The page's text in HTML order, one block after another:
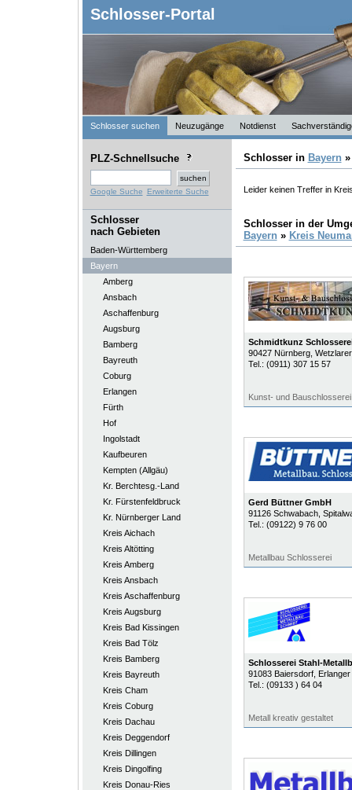
Schlosser-Portal
Schlosser suchen Neuzugänge Notdienst
PLZ-Schnellsuche
Google Suche Erweiterte Suche
Schlosser
nach Gebieten
Baden-Württemberg
Bayern
Amberg
Ansbach
Aschaffenburg
Augsburg
Bamberg
Bayreuth
Coburg
Erlangen
Fürth
Hof
Ingolstadt
Kaufbeuren
Kempten (Allgäu)
Kr. Berchtesg.-Land
Kr. Fürstenfeldbruck
Kr. Nürnberger Land
Kreis Aichach
Kreis Altötting
Kreis Amberg
Kreis Ansbach
Kreis Aschaffenburg
Kreis Augsburg
Kreis Bad Kissingen
Kreis Bad Tölz
Kreis Bamberg
Kreis Bayreuth
Kreis Cham
Kreis Coburg
Kreis Dachau
Kreis Deggendorf
Kreis Dillingen
Kreis Dingolfing
Kreis Donau-Ries
Schlosser in Bayern
Leider keinen Treffer in
Schlosser in der
Bayern » Kreis
Schmidtkunz
90427 Nürnberg,
Tel.: (0911) 307 15 57
Kunst- und Bauschlosserei
Gerd Büttner GmbH
91126 Schwabach,
Tel.: (09122) 9 76 00
Metallbau Schlosserei
Schlosserei Stahl-
91083 Baiersdorf, Erlanger
Tel.: (09133 ) 64 04
Metall kreativ gestaltet